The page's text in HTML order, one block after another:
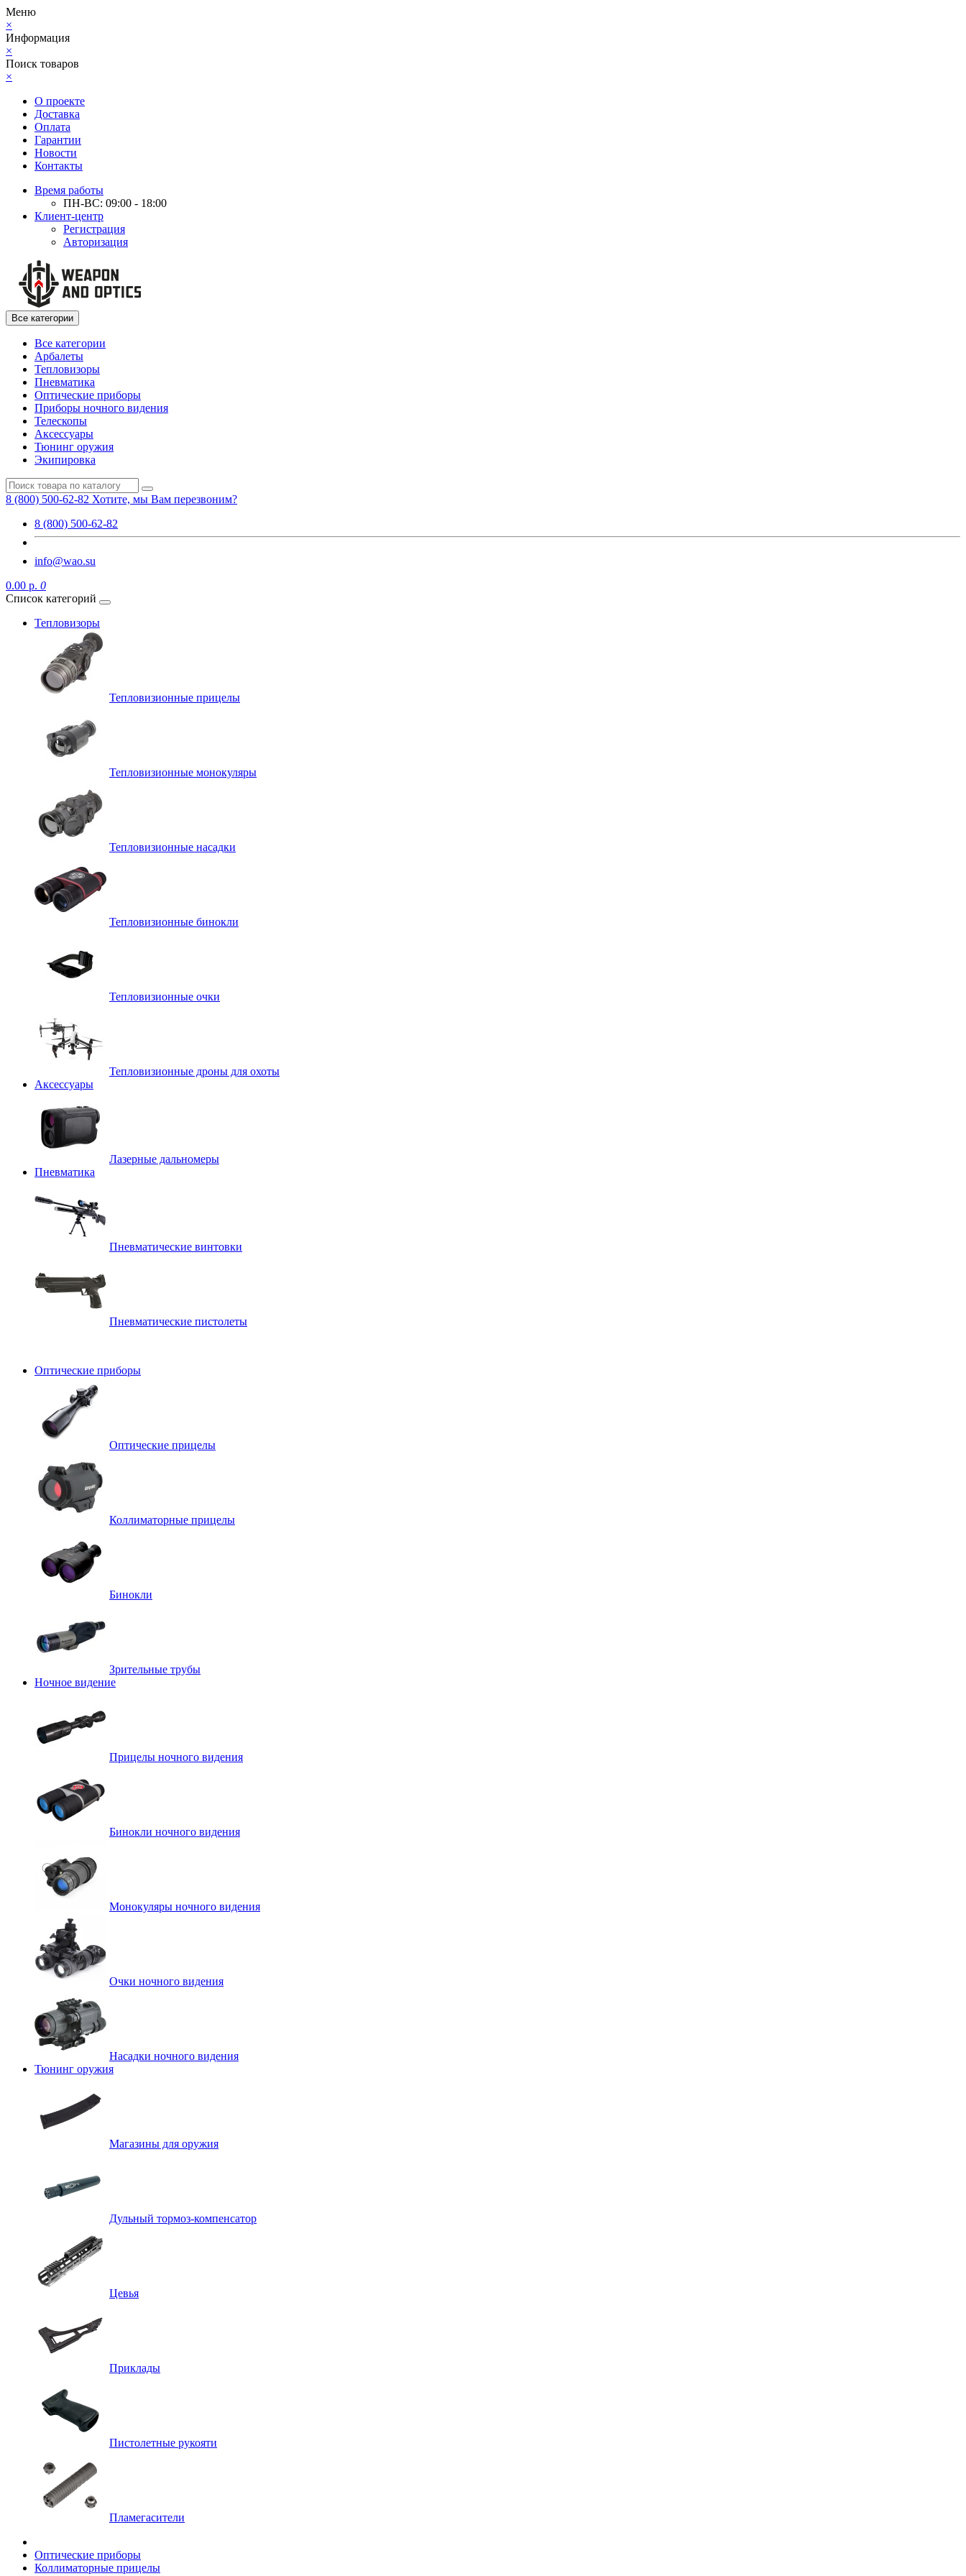
Меню
×
Информация
×
Поиск товаров
×
О проекте
Доставка
Оплата
Гарантии
Новости
Контакты
Время работы
ПН-ВС: 09:00 - 18:00
Клиент-центр
Регистрация
Авторизация
Все категории
Все категории
Арбалеты
Тепловизоры
Пневматика
Оптические приборы
Приборы ночного видения
Телескопы
Аксессуары
Тюнинг оружия
Экипировка
8 (800) 500-62-82 Хотите, мы Вам перезвоним?
8 (800) 500-62-82
info@wao.su
0.00 р. 0
Список категорий
Тепловизоры
Тепловизионные прицелы
Тепловизионные монокуляры
Тепловизионные насадки
Тепловизионные бинокли
Тепловизионные очки
Тепловизионные дроны для охоты
Аксессуары
Лазерные дальномеры
Пневматика
Пневматические винтовки
Пневматические пистолеты
Оптические приборы
Оптические прицелы
Коллиматорные прицелы
Бинокли
Зрительные трубы
Ночное видение
Прицелы ночного видения
Бинокли ночного видения
Монокуляры ночного видения
Очки ночного видения
Насадки ночного видения
Тюнинг оружия
Магазины для оружия
Дульный тормоз-компенсатор
Цевья
Приклады
Пистолетные рукояти
Пламегасители
Оптические приборы
Коллиматорные прицелы